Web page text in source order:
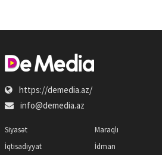
https://demedia.az/
info@demedia.az
Siyasət
İqtisadiyyat
Maraqlı
İdman